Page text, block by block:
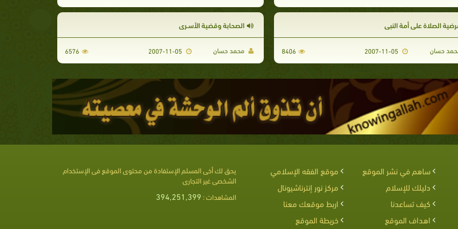
الصلاة على أمة النبى
حسان 8406
الصحابة وقضية الأسـرى
محمد حسان 2007-11-05
6576
ساهم في نشر الموقع
موقع الفقه الإسلامي
دليلك للإسلام
مركز نور إنترناشيونال
كيف تساعدنا
اربط موقعك معنا
اهداف الموقع
خريطة الموقع
يحق لك أخى المسلم الإستفادة من محتوى الموقع فى الإستخدام
الشخصى غير التجارى
المشاهدات : 394,251,399